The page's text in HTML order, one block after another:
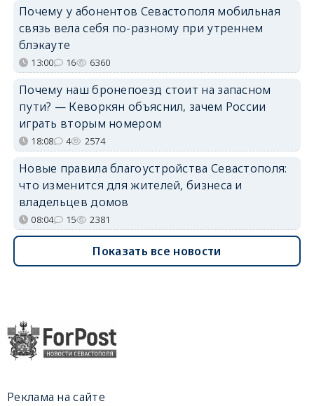
Почему у абонентов Севастополя мобильная
связь вела себя по-разному при утреннем
блэкауте
13:00 16 6360
Почему наш бронепоезд стоит на запасном
пути? — Кеворкян объяснил, зачем России
играть вторым номером
18:08 4 2574
Новые правила благоустройства Севастополя:
что изменится для жителей, бизнеса и
владельцев домов
08:04 15 2381
Показать все новости
Реклама на сайте